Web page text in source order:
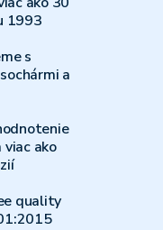
1993
s
a
viac ako
quality